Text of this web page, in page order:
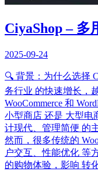
CiyaShop – 多
2025-09-24
🔍 背景：为什么选择
务行业 的快速增长，
WooCommerce 和
小型商店 还是 大型电
计现代、管理简便 的
然而，很多传统的
户交互、性能优化 等
的购物体验，影响 转